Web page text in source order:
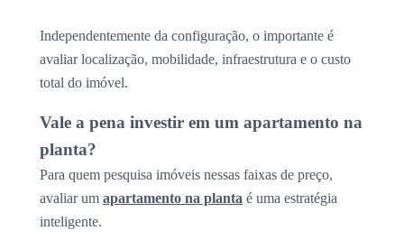
Independentemente da configuração, o importante é
avaliar localização, mobilidade, infraestrutura e o custo
total do imóvel.
Vale a pena investir em um apartamento na
planta?
Para quem pesquisa imóveis nessas faixas de preço,
avaliar um apartamento na planta é uma estratégia
inteligente.